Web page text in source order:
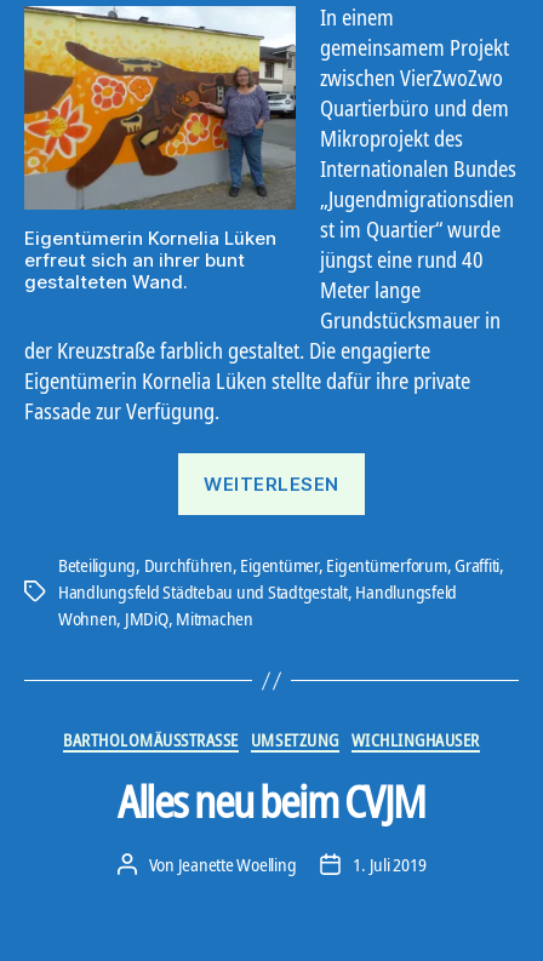
Eigentümerin Kornelia Lüken
erfreut sich an ihrer bunt
gestalteten Wand.
In einem
gemeinsamem Projekt
zwischen VierZwoZwo
Quartierbüro und dem
Mikroprojekt des
Internationalen Bundes
„Jugendmigrationsdien
st im Quartier“ wurde
jüngst eine rund 40
Meter lange
Grundstücksmauer in
der Kreuzstraße farblich gestaltet. Die engagierte
Eigentümerin Kornelia Lüken stellte dafür ihre private
Fassade zur Verfügung.
WEITERLESEN
bunt“
Schlagwörter
Beteiligung, Durchführen, Eigentümer, Eigentümerforum,Graffiti,
Handlungsfeld Städtebau und Stadtgestalt, Handlungsfeld
Wohnen, JMDiQ, Mitmachen
Kategorien
BARTHOLOMÄUSSTRASSE UMSETZUNG WICHLINGHAUSER
Alles neu beim CVJM
Beitragsautor
Von Jeanette Woelling Veröffentlichungsdatum
1. Juli 2019